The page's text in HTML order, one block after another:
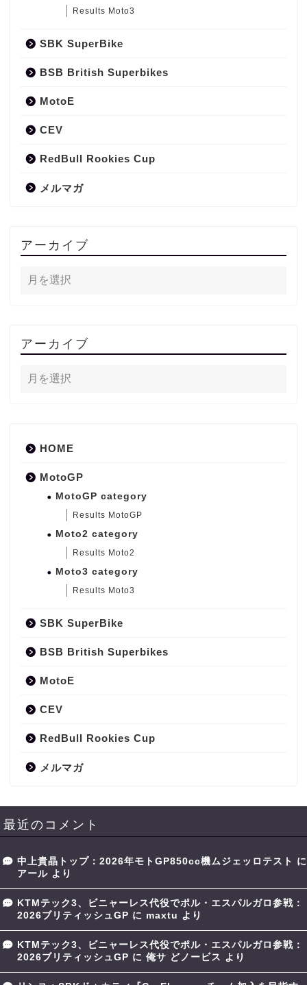
Results Moto3
SBK SuperBike
BSB British Superbikes
MotoE
CEV
RedBull Rookies Cup
メルマガ
アーカイブ
アーカイブ
HOME
MotoGP
MotoGP category
Results MotoGP
Moto2 category
Results Moto2
Moto3 category
Results Moto3
SBK SuperBike
BSB British Superbikes
MotoE
CEV
RedBull Rookies Cup
メルマガ
最近のコメント
中上貴晶トップ：2026年モトGP850cc機ムジェッロテスト に
アール より
KTMテック3、ビニャーレス代役でポル・エスパルガロ参戦：
2026ブリティッシュGP に maxtu より
KTMテック3、ビニャーレス代役でポル・エスパルガロ参戦：
2026ブリティッシュGP に 俺サ どノービス より